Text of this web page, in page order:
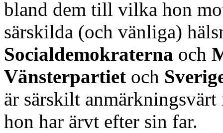
bland dem till vilka hon
särskilda (och vänliga)
Socialdemokraterna och
Vänsterpartiet och
är särskilt
hon har ärvt efter sin far.